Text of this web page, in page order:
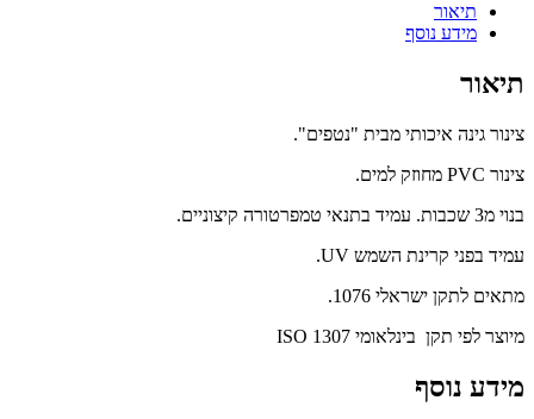
תיאור
מידע נוסף
תיאור
צינור גינה איכותי מבית "נטפים".
צינור PVC מחוזק למים.
בנוי מ3 שכבות. עמיד בתנאי טמפרטורה קיצוניים.
עמיד בפני קרינת השמש UV.
מתאים לתקן ישראלי 1076.
מיוצר לפי תקן בינלאומי ISO 1307
מידע נוסף